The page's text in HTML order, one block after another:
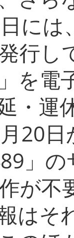
に
行し
を電
・運
20
」
が不
はそ